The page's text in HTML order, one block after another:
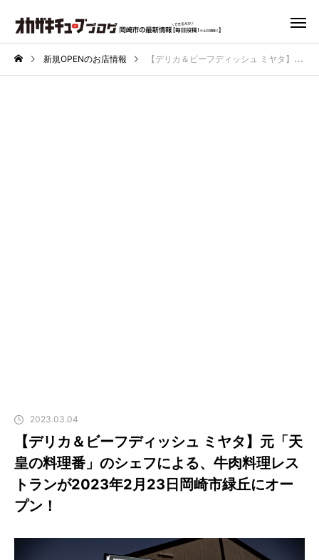
新規OPENのお店情報 【デリカ＆ビーフディッシュ ミヤタ】元「天皇の料理番」のシェフによる、牛肉料理レストランが2023年2月23日岡崎市緑丘にオープン！
2023.03.04
【デリカ＆ビーフディッシュ ミヤタ】元「天
皇の料理番」のシェフによる、牛肉料理レス
トランが2023年2月23日岡崎市緑丘にオー
プン！